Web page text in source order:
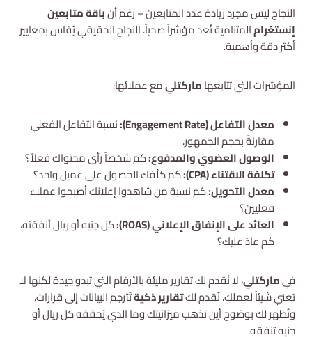
النجاح ليس مجرد زيادة عدد المتابعين – رغم أنباقة متابعين
إنستغرامالمتنامية تُعد مؤشراً صحياً. النجاح الحقيقي يُقاس بمعايير
أكثر دقة وأهمية.
المؤشرات التي تتابعهاماركتليمع عملائها:
معدل التفاعل (Engagement Rate):
نسبة التفاعل الفعلي
مقارنةً بحجم الجمهور.
الوصول العضوي والمدفوع:كم شخصاً رأى محتواك فعلاً؟
تكلفة الاقتناء (CPA):
كم كلّفك الحصول على عميل واحد؟
معدل التحويل:كم نسبة من شاهدوا إعلانك أصبحوا عملاء
فعليين؟
العائد على الإنفاق الإعلاني (ROAS):
كل جنيه أو ريال أنفقته،
كم عادَ عليك؟
فيماركتلي، لا نُقدم لك تقارير مليئة بالأرقام التي تبدو جيدة لكنها لا
تعني شيئاً لعملك. نُقدم لكتقارير ذكيةتُترجم البيانات إلى قرارات،
وتُظهر لك بوضوح أين تذهب ميزانيتك وما الذي يُحققه كل ريال أو
جنيه تنفقه.